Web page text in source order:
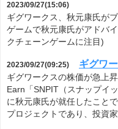
2023/09/27(15:06)
ギグワークス、秋元康氏が
ゲームで秋元康氏がアドバ
クチェーンゲームに注目)
2023/09/27(09:25) ギグワ
ギグワークスの株価が急上
Earn「SNPIT（スナップイ
に秋元康氏が就任したこと
プロジェクトであり、投資